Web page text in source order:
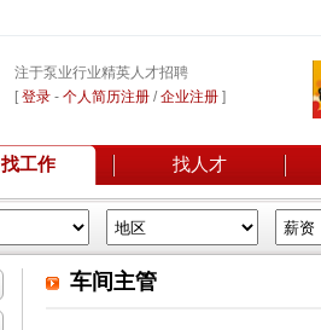
注于泵业行业精英人才招聘
[登录 - 个人简历注册 /企业注册 ]
找工作 找人才
车间主管